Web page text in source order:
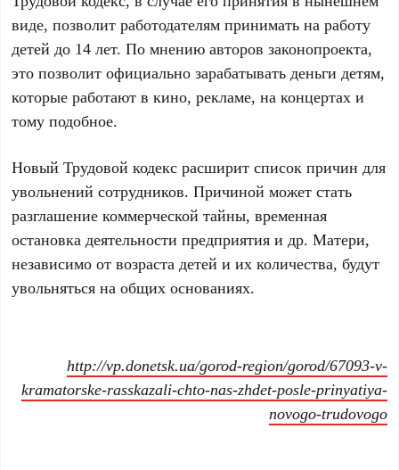
виде, позволит работодателям принимать на работу
детей до 14 лет. По мнению авторов законопроекта,
это позволит официально зарабатывать деньги детям,
которые работают в кино, рекламе, на концертах и
тому подобное.
Новый Трудовой кодекс расширит список причин для
увольнений сотрудников. Причиной может стать
разглашение коммерческой тайны, временная
остановка деятельности предприятия и др. Матери,
независимо от возраста детей и их количества, будут
увольняться на общих основаниях.
http://vp.donetsk.ua/gorod-region/gorod/67093-v-
kramatorske-rasskazali-chto-nas-zhdet-posle-prinyatiya-
novogo-trudovogo